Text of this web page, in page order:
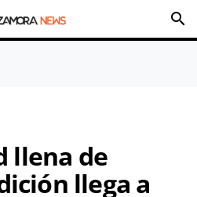
search
llena de
llega a